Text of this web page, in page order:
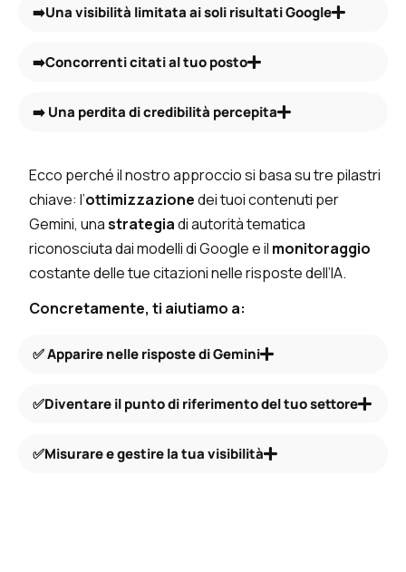
➡️Una visibilità limitata ai soli risultati Google
➡️Concorrenti citati al tuo posto
➡️ Una perdita di credibilità percepita
Ecco perché il nostro approccio si basa su tre pilastri
chiave: l’ottimizzazionedei tuoi contenuti per
Gemini, unastrategiadi autorità tematica
riconosciuta dai modelli di Google e il monitoraggio
costante delle tue citazioni nelle risposte dell’IA.
Concretamente, ti aiutiamo a:
​✅​ Apparire nelle risposte di Gemini
✅Diventare il punto di riferimento del tuo settore
✅Misurare e gestire la tua visibilità